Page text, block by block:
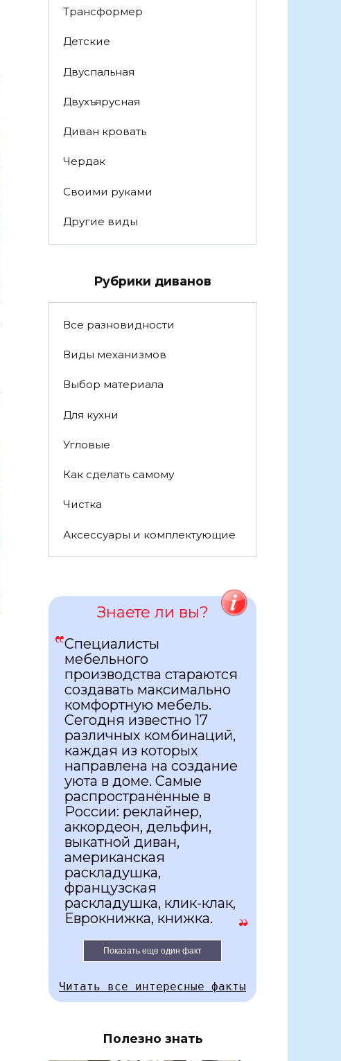
Трансформер
Детские
Двуспальная
Двухъярусная
Диван кровать
Чердак
Своими руками
Другие виды
Рубрики диванов
Все разновидности
Виды механизмов
Выбор материала
Для кухни
Угловые
Как сделать самому
Чистка
Аксессуары и комплектующие
Знаете ли вы?
Специалисты
мебельного
производства стараются
создавать максимально
комфортную мебель.
Сегодня известно 17
различных комбинаций,
каждая из которых
направлена на создание
уюта в доме. Самые
распространённые в
России: реклайнер,
аккордеон, дельфин,
выкатной диван,
американская
раскладушка,
французская
раскладушка, клик-клак,
Еврокнижка, книжка.
Показать еще один факт
Читать все интересные факты
Полезно знать